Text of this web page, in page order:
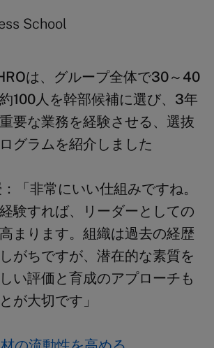
は、グループ全体で30～40
約100人 を幹部候補に選び、3年
要な業務を経験させる、選抜
グラムを紹介しました
「非常にいい仕組みですね。
験すれば、リーダーとしての
まります。組織は過去の経歴
がちですが、潜在的な素質を
い評価と育成のアプローチも
が大切です」